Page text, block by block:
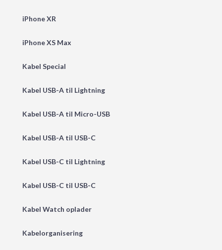
iPhone XR
iPhone XS Max
Kabel Special
Kabel USB-A til Lightning
Kabel USB-A til Micro-USB
Kabel USB-A til USB-C
Kabel USB-C til Lightning
Kabel USB-C til USB-C
Kabel Watch oplader
Kabelorganisering